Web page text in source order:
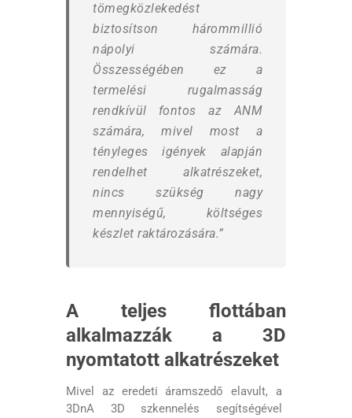
tömegközlekedést
biztosítson hárommillió
nápolyi számára.
Összességében ez a
termelési rugalmasság
rendkívül fontos az ANM
számára, mivel most a
tényleges igények alapján
rendelhet alkatrészeket,
nincs szükség nagy
mennyiségű, költséges
készlet raktározására.”
A teljes flottában
alkalmazzák a 3D
nyomtatott alkatrészeket
Mivel az eredeti áramszedő elavult, a
3DnA 3D szkennelés segítségével